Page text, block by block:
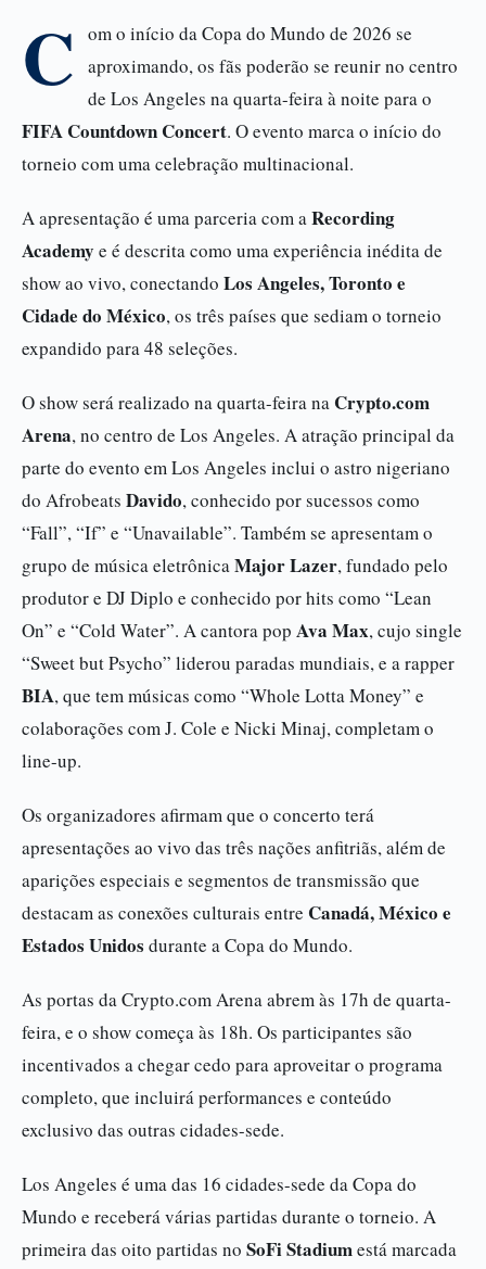
C
om o início da Copa do Mundo de 2026 se
aproximando, os fãs poderão se reunir no centro
de Los Angeles na quarta-feira à noite para o
FIFA Countdown Concert. O evento marca o início do
torneio com uma celebração multinacional.
A apresentação é uma parceria com aRecording
Academy e é descrita como uma experiência inédita de
show ao vivo, conectando Los Angeles, Toronto e
Cidade do México, os três países que sediam o torneio
expandido para 48 seleções.
O show será realizado na quarta-feira na Crypto.com
Arena, no centro de Los Angeles. A atração principal da
parte do evento em Los Angeles inclui o astro nigeriano
do Afrobeats Davido, conhecido por sucessos como
“Fall”, “If” e “Unavailable”. Também se apresentam o
grupo de música eletrônicaMajor Lazer, fundado pelo
produtor e DJ Diplo e conhecido por hits como “Lean
On” e “Cold Water”. A cantora pop Ava Max, cujo single
“Sweet but Psycho” liderou paradas mundiais, e a rapper
BIA, que tem músicas como “Whole Lotta Money” e
colaborações com J. Cole e Nicki Minaj, completam o
line-up.
Os organizadores afirmam que o concerto terá
apresentações ao vivo das três nações anfitriãs, além de
aparições especiais e segmentos de transmissão que
destacam as conexões culturais entre Canadá, México e
Estados Unidos durante a Copa do Mundo.
As portas da Crypto.com Arena abrem às 17h de quarta-
feira, e o show começa às 18h. Os participantes são
incentivados a chegar cedo para aproveitar o programa
completo, que incluirá performances e conteúdo
exclusivo das outras cidades-sede.
Los Angeles é uma das 16 cidades-sede da Copa do
Mundo e receberá várias partidas durante o torneio. A
primeira das oito partidas no SoFi Stadiumestá marcada